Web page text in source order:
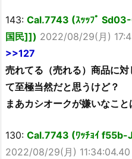
143: Cal.7743 (ｽｯｯﾌﾟ
国民]]) 2022/08/29(月)
>>127
売れてる（売れる）商品に
て至極当然だと思うけど？
まあカシオークが嫌いなこ
130: Cal.7743 (ﾜｯﾁｮｲ
2022/08/29(月) 11:34:04.40